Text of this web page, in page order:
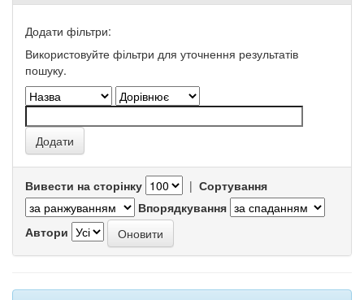
Додати фільтри:
Використовуйте фільтри для уточнення результатів
пошуку.
Вивести на сторінку | Сортування
Впорядкування
Автори